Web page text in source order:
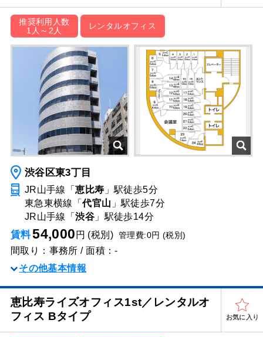
推奨利用人数
1人～2人
レンタルオフィス
渋谷区東3丁目
JR山手線「恵比寿 」駅徒歩5分
東急東横線「代官山 」駅徒歩7分
JR山手線「渋谷 」駅徒歩14分
賃料54,000 円 (税別) 管理費:0円 (税別)
間取り：事務所 / 面積：-
その他基本情報
恵比寿ライズオフィス1st／レンタルオ
フィス Bタイプ
お気に入り